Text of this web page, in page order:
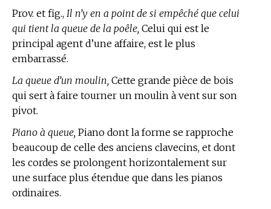
Prov. et fig., Il n’y en a point de si empêché que celui
qui tient la queue de la poêle, Celui qui est le
principal agent d’une affaire, est le plus
embarrassé.
La queue d’un moulin, Cette grande pièce de bois
qui sert à faire tourner un moulin à vent sur son
pivot.
Piano à queue, Piano dont la forme se rapproche
beaucoup de celle des anciens clavecins, et dont
les cordes se prolongent horizontalement sur
une surface plus étendue que dans les pianos
ordinaires.